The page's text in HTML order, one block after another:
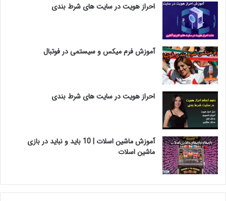
احراز هویت در سایت های شرط بندی
آموزش فرم میکس و سیستمی در فوتبال
احراز هویت در سایت های شرط بندی
آموزش ماشین اسلات | 10 باید و نباید در بازی
ماشین اسلات